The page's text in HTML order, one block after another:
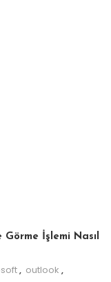
İşlemi Nasıl
, outlook ,